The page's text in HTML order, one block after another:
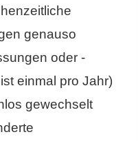
genauso
oder -
einmal pro Jahr)
gewechselt